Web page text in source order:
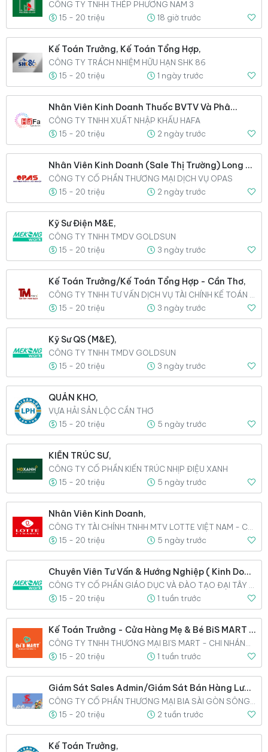
CÔNG TY TNHH THÉP PHƯƠNG NAM 3
15 - 20 triệu
18 giờ trước
Kế Toán Trưởng, Kế Toán Tổng Hợp,
CÔNG TY TRÁCH NHIỆM HỮU HẠN SHK 86
15 - 20 triệu
1 ngày trước
Nhân Viên Kinh Doanh Thuốc BVTV Và Phân Bón,
CÔNG TY TNHH XUẤT NHẬP KHẨU HAFA
15 - 20 triệu
2 ngày trước
Nhân Viên Kinh Doanh (Sale Thị Trường) Long Xuyên An Giang,
CÔNG TY CỔ PHẦN THƯƠNG MẠI DỊCH VỤ OPAS
15 - 20 triệu
2 ngày trước
Kỹ Sư Điện M&E,
CÔNG TY TNHH TMDV GOLDSUN
15 - 20 triệu
3 ngày trước
Kế Toán Trưởng/Kế Toán Tổng Hợp - Cần Thơ,
15 - 20 triệu
3 ngày trước
Kỹ Sư QS (M&E),
CÔNG TY TNHH TMDV GOLDSUN
15 - 20 triệu
3 ngày trước
QUẢN KHO,
VỰA HẢI SẢN LỘC CẦN THƠ
15 - 20 triệu
5 ngày trước
KIẾN TRÚC SƯ,
CÔNG TY CỔ PHẦN KIẾN TRÚC NHỊP ĐIỆU XANH
15 - 20 triệu
5 ngày trước
Nhân Viên Kinh Doanh,
15 - 20 triệu
5 ngày trước
Chuyên Viên Tư Vấn & Hướng Nghiệp ( Kinh Doanh ),
15 - 20 triệu
1 tuần trước
Kế Toán Trưởng - Cửa Hàng Mẹ & Bé BiS MART (Full-Time),
15 - 20 triệu
1 tuần trước
Giám Sát Sales Admin/Giám Sát Bán Hàng Lưu Động,
15 - 20 triệu
2 tuần trước
Kế Toán Trưởng,